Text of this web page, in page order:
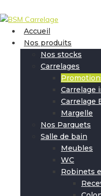
Accueil
Nos produits
Nos stocks
Carrelages
Carrelage
Carrelage
Margelle
Nos Parquets
Salle de bain
Meubles
WC
Robinets